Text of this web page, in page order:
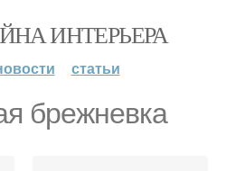
ИНТЕРЬЕРА
статьи
брежневка